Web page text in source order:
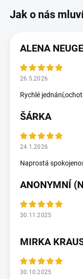
ALENA
26.5.2026
Rychlé
ŠÁRKA
24.1.2026
Naprostá
ANONYMNÍ
30.11.2025
MIRKA
30.10.2025